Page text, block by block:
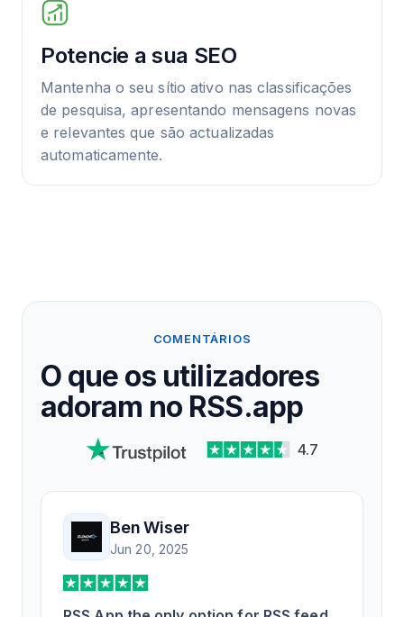
Potencie a sua SEO
Mantenha o seu sítio ativo nas classificações
de pesquisa, apresentando mensagens novas
e relevantes que são actualizadas
automaticamente.
COMENTÁRIOS
O que os utilizadores
adoram no RSS.app
4.7
Ben Wiser
Jun 20, 2025